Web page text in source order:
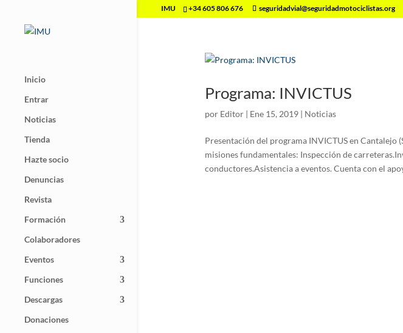
IMU +34 605 806 676 seguridadvial@seguridadmotociclistas.org
Inicio
Entrar
Noticias
Tienda
Hazte socio
Denuncias
Revista
Formación
Colaboradores
Eventos
Funciones
Descargas
Donaciones
Programa: INVICTUS
por Editor| Ene 15, 2019| Noticias
Presentación del programa INVICTUS en Cantalejo
misiones fundamentales: Inspección de
conductores.Asistencia a eventos. Cuenta con el